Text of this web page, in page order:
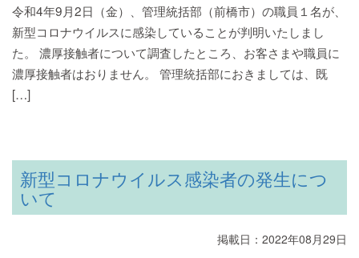
令和4年9月2日（金）、管理統括部（前橋市）の職員１名が、
新型コロナウイルスに感染していることが判明いたしまし
た。 濃厚接触者について調査したところ、お客さまや職員に
濃厚接触者はおりません。 管理統括部におきましては、既
[…]
新型コロナウイルス感染者の発生につ
いて
掲載日：2022年08月29日